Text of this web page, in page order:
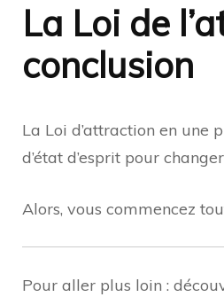
La Loi de
conclusion
La Loi d’attraction en une
d’état d’esprit pour
Alors, vous commencez
Pour aller plus loin :